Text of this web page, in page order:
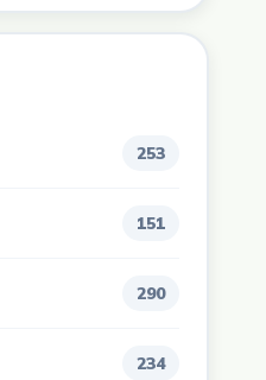
253
151
290
234